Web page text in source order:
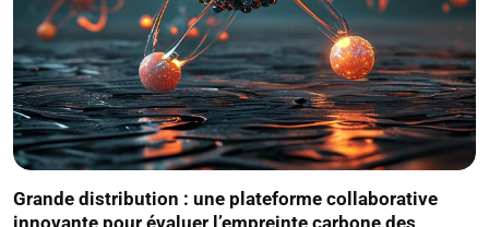
Grande distribution : une plateforme collaborative